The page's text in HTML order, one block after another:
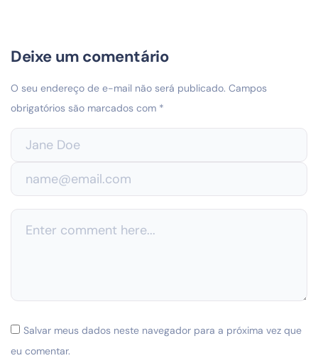
Deixe um comentário
O seu endereço de e-mail não será publicado. Campos
obrigatórios são marcados com *
Salvar meus dados neste navegador para a próxima vez que
eu comentar.